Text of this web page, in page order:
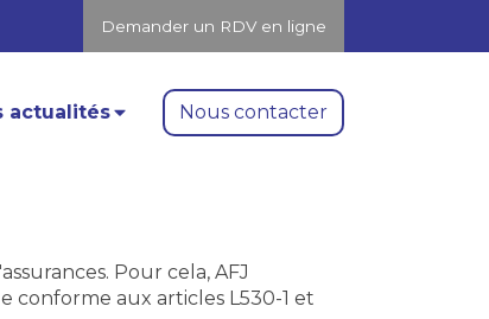
Demander un RDV en ligne
actualités Nous contacter
Pour cela, AFJ
conforme aux articles L530-1 et